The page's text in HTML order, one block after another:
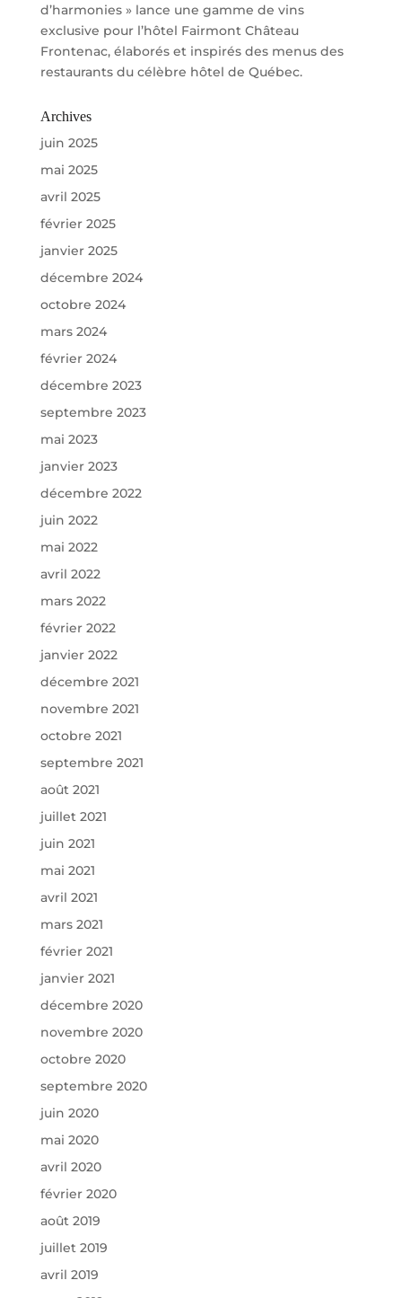
d’harmonies » lance une gamme de vins
exclusive pour l’hôtel Fairmont Château
Frontenac, élaborés et inspirés des menus des
restaurants du célèbre hôtel de Québec.
Archives
juin 2025
mai 2025
avril 2025
février 2025
janvier 2025
décembre 2024
octobre 2024
mars 2024
février 2024
décembre 2023
septembre 2023
mai 2023
janvier 2023
décembre 2022
juin 2022
mai 2022
avril 2022
mars 2022
février 2022
janvier 2022
décembre 2021
novembre 2021
octobre 2021
septembre 2021
août 2021
juillet 2021
juin 2021
mai 2021
avril 2021
mars 2021
février 2021
janvier 2021
décembre 2020
novembre 2020
octobre 2020
septembre 2020
juin 2020
mai 2020
avril 2020
février 2020
août 2019
juillet 2019
avril 2019